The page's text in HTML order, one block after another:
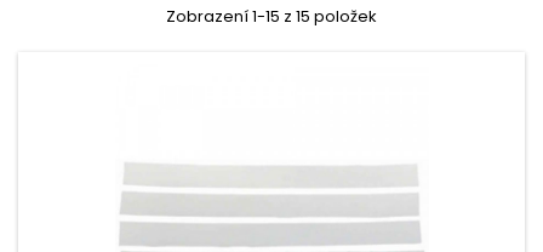
Zobrazení 1-15 z 15 položek